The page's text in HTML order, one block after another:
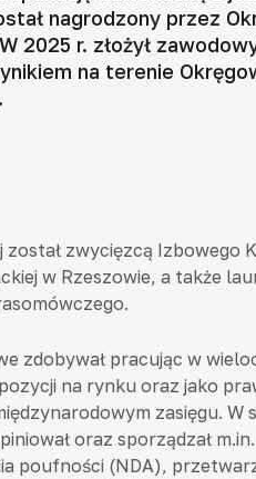
nagrodzony przez
2025 r. złożył
na terenie
zwycięzcą Izbowego
w Rzeszowie, a także
zdobywał pracując w
na rynku oraz jako
zasięgu. W
oraz sporządzał
poufności (NDA),